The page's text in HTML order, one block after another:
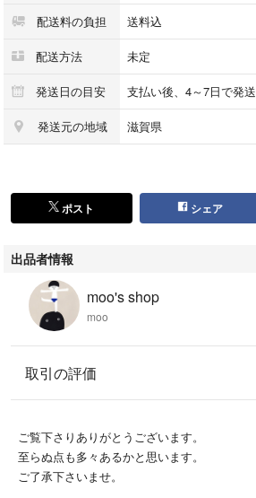
配送料の負担 送料込
配送方法 未定
発送日の目安 支払い後、4～7日で発送
発送元の地域 滋賀県
ポスト シェア
出品者情報
moo's shop
moo
取引の評価
ご覧下さりありがとうございます。
至らぬ点も多々あるかと思います。
ご了承下さいませ。